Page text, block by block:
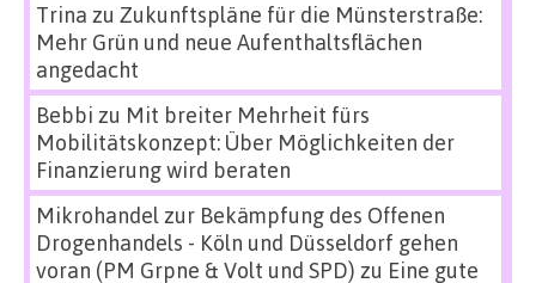
Trina zu Zukunftspläne für die Münsterstraße:
Mehr Grün und neue Aufenthaltsflächen
angedacht
Bebbi zu Mit breiter Mehrheit fürs
Mobilitätskonzept: Über Möglichkeiten der
Finanzierung wird beraten
Mikrohandel zur Bekämpfung des Offenen
Drogenhandels - Köln und Düsseldorf gehen
voran (PM Grpne & Volt und SPD) zu Eine gute